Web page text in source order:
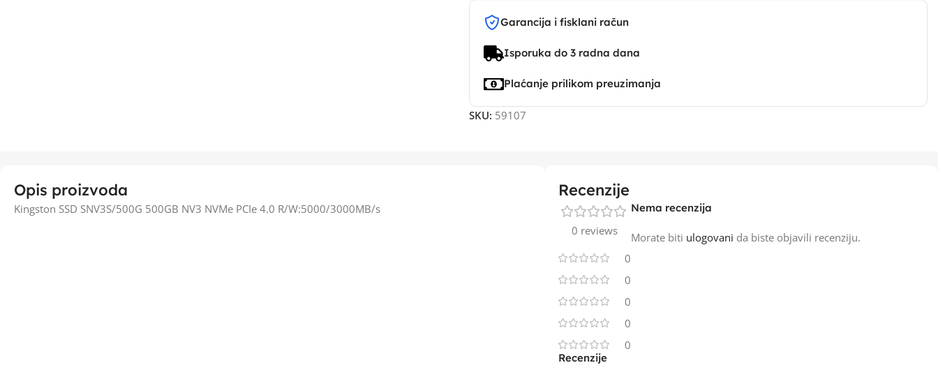
Garancija i fisklani račun
Isporuka do 3 radna dana
Plaćanje prilikom preuzimanja
SKU: 59107
Opis proizvoda
Kingston SSD SNV3S/500G 500GB NV3 NVMe PCIe 4.0 R/W:5000/3000MB/s
Recenzije
0 reviews
0
0
0
0
0
Recenzije
Nema recenzija
Morate biti ulogovani da biste objavili recenziju.